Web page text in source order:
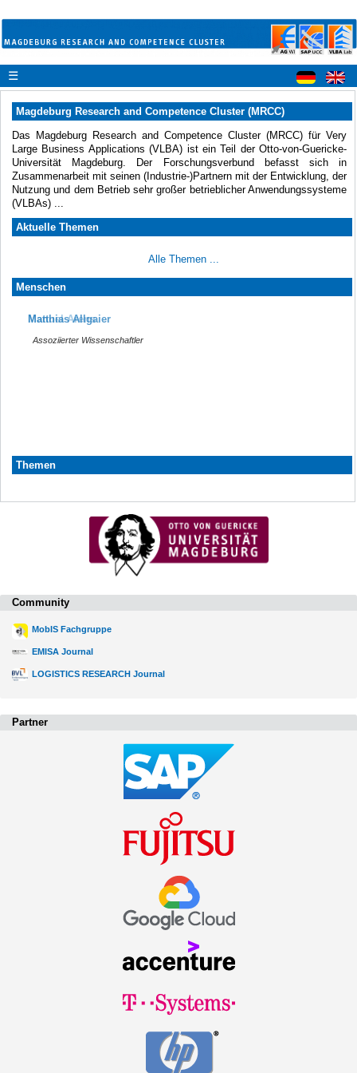
☰
Magdeburg Research and Competence Cluster (MRCC)
Das Magdeburg Research and Competence Cluster (MRCC) für Very
Large Business Applications (VLBA) ist ein Teil der Otto-von-Guericke-
Universität Magdeburg. Der Forschungsverbund befasst sich in
Zusammenarbeit mit seinen (Industrie-)Partnern mit der Entwicklung, der
Nutzung und dem Betrieb sehr großer betrieblicher Anwendungssysteme
(VLBAs) ...
Aktuelle Themen
Alle Themen ...
Menschen
Matthias Allgaier
Assoziierter Wissenschaftler
Manuel Arens
Assoziierter Wissenschaftler
Themen
Community
MobIS Fachgruppe
EMISA Journal
LOGISTICS RESEARCH Journal
Partner